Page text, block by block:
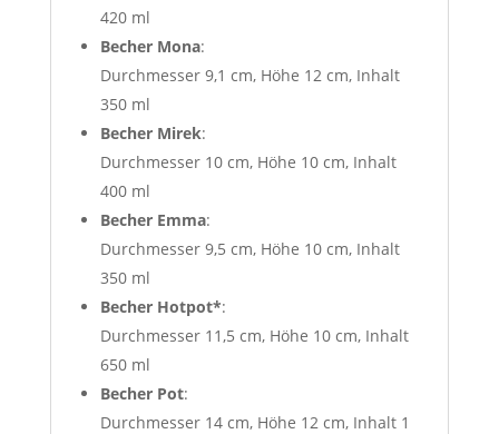
420 ml
Becher Mona:
Durchmesser 9,1 cm, Höhe 12 cm, Inhalt
350 ml
Becher Mirek:
Durchmesser 10 cm, Höhe 10 cm, Inhalt
400 ml
Becher Emma:
Durchmesser 9,5 cm, Höhe 10 cm, Inhalt
350 ml
Becher Hotpot*:
Durchmesser 11,5 cm, Höhe 10 cm, Inhalt
650 ml
Becher Pot:
Durchmesser 14 cm, Höhe 12 cm, Inhalt 1